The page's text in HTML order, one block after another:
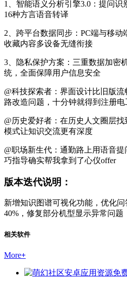
1、智能语义分析引擎3.0：提问识
16种方言语音转译
2、跨平台数据同步：PC端与移
收藏内容多设备无缝衔接
3、隐私保护方案：三重数据加密
统，全面保障用户信息安全
@科技探索者：界面设计比旧版
路改造问题，十分钟就得到注册
@历史爱好者：在历史人文圈层
模式让知识交流更有深度
@职场新生代：通勤路上用语音
巧指导确实帮我拿到了心仪offer
版本迭代说明：
新增知识图谱可视化功能，优化
40%，修复部分机型显示异常问题
相关软件
More+